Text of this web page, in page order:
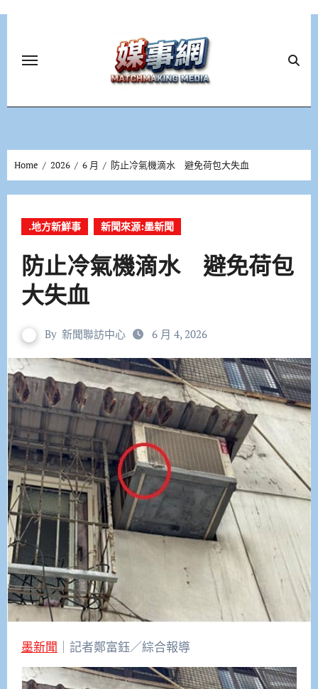
Home 2026 6 月 防止冷氣機滴水 避免荷包大失血
.地方新鮮事 新聞來源:墨新聞
防止冷氣機滴水 避免荷包
大失血
By 新聞聯訪中心 6 月 4, 2026
墨新聞 ｜記者鄭富鈺／綜合報導